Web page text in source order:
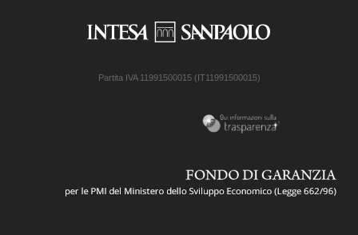
Partita IVA 11991500015 (IT11991500015)